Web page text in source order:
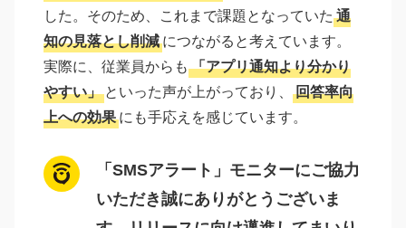
した。そのため、これまで課題となっていた 通
知の見落とし削減 につながると考えています。
実際に、従業員からも 「アプリ通知より分かり
やすい」 といった声が上がっており、回答率向
上への効果 にも手応えを感じています。
「SMSアラート」モニターにご協力
いただき誠にありがとうございま